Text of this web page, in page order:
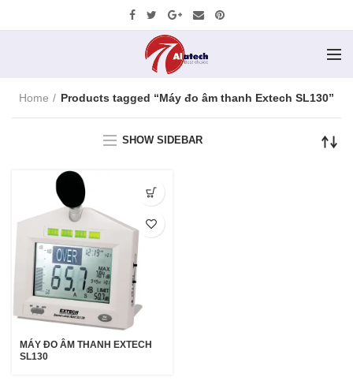
Home Products tagged “Máy đo âm thanh Extech SL130”
SHOW SIDEBAR
MÁY ĐO ÂM THANH EXTECH
SL130